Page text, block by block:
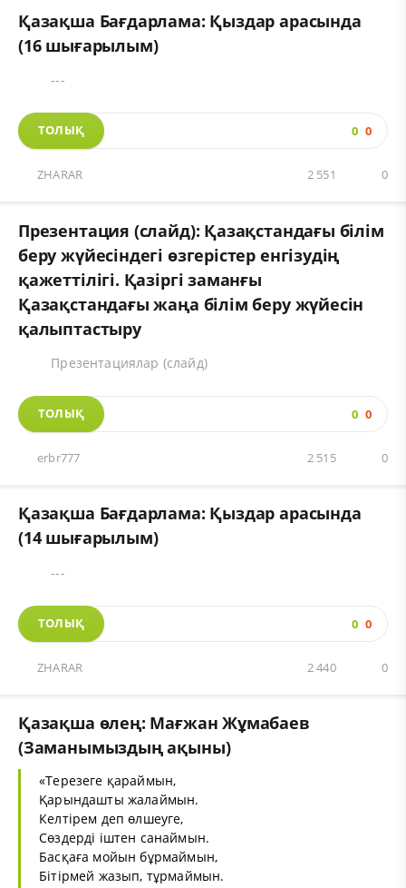
Қазақша Бағдарлама: Қыздар арасында
(16 шығарылым)
---
ТОЛЫҚ 0 0
ZHARAR 0
2 551
Презентация (слайд): Қазақстандағы білім
беру жүйесіндегі өзгерістер енгізудің
қажеттілігі. Қазіргі заманғы
Қазақстандағы жаңа білім беру жүйесін
қалыптастыру
Презентациялар (слайд)
ТОЛЫҚ 0 0
erbr777 0
2 515
Қазақша Бағдарлама: Қыздар арасында
(14 шығарылым)
---
ТОЛЫҚ 0 0
ZHARAR 0
2 440
Қазақша өлең: Мағжан Жұмабаев
(Заманымыздың ақыны)
«Терезеге қараймын,
Қарындашты жалаймын.
Келтірем деп өлшеуге,
Сөздерді іштен санаймын.
Басқаға мойын бұрмаймын,
Бітірмей жазып, тұрмаймын.